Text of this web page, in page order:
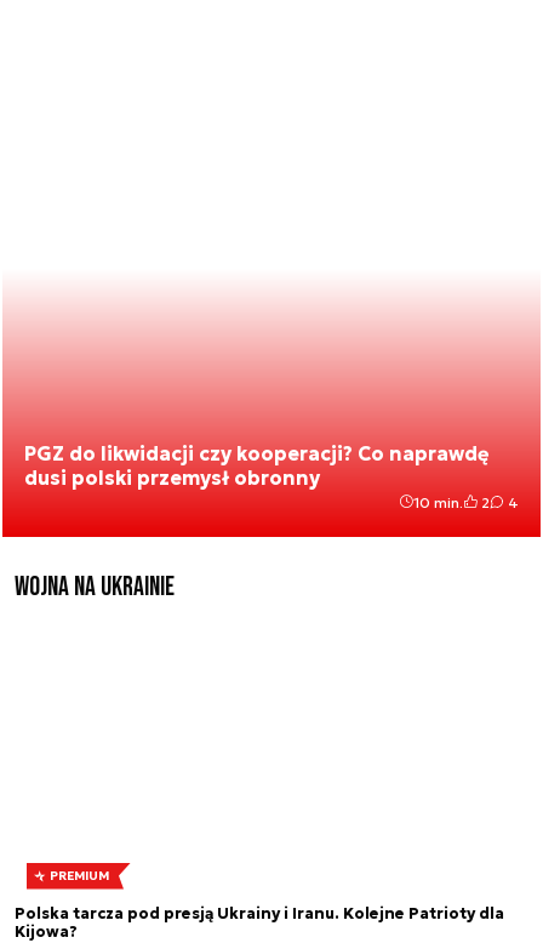
PGZ do likwidacji czy kooperacji? Co naprawdę
dusi polski przemysł obronny
10 min. 2 4
Wojna na Ukrainie
PREMIUM
Polska tarcza pod presją Ukrainy i Iranu. Kolejne Patrioty dla
Kijowa?